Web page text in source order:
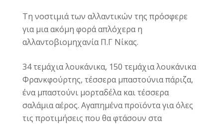
Τη νοστιμιά των αλλαντικών της πρόσφερε
για μια ακόμη φορά απλόχερα η
αλλαντοβιομηχανία Π.Γ Νίκας.
34 τεμάχια λουκάνικα, 150 τεμάχια λουκάνικα
Φρανκφούρτης, τέσσερα μπαστούνια πάριζα,
ένα μπαστούνι μορταδέλα και τέσσερα
σαλάμια αέρος. Αγαπημένα προϊόντα για όλες
τις προτιμήσεις που θα φτάσουν στα